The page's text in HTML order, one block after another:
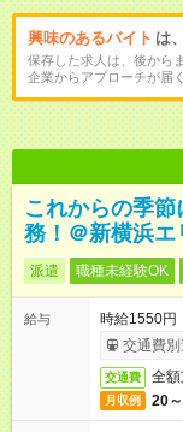
興味のあるバイト は
保存した求人は、後から
企業からアプローチが届
これからの季
務！＠新横浜エ
派遣 職種未経験OK
給与
時給1550
交通費別
交通費 全
月収例 20